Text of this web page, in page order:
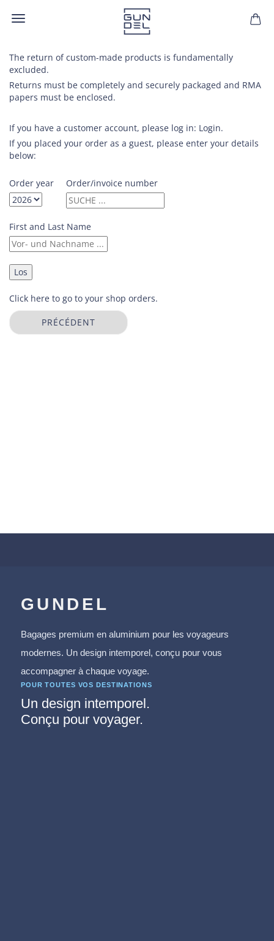
The return of custom-made products is fundamentally
excluded.
Returns must be completely and securely packaged and RMA
papers must be enclosed.
If you have a customer account, please log in: Login.
If you placed your order as a guest, please enter your details
below:
Order year Order/invoice number
First and Last Name
Click here to go to your shop orders.
PRÉCÉDENT
GUNDEL
Bagages premium en aluminium pour les voyageurs
modernes. Un design intemporel, conçu pour vous
accompagner à chaque voyage.
POUR TOUTES VOS DESTINATIONS
Un design intemporel.
Conçu pour voyager.